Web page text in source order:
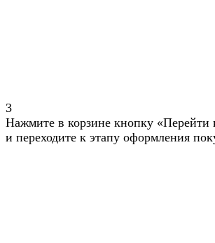
3
Нажмите в корзине кнопку
и переходите к этапу